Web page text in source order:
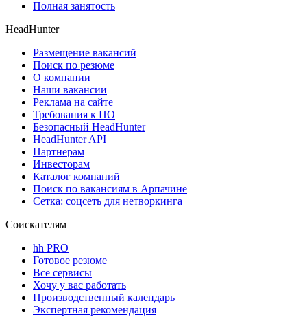
Полная занятость
HeadHunter
Размещение вакансий
Поиск по резюме
О компании
Наши вакансии
Реклама на сайте
Требования к ПО
Безопасный HeadHunter
HeadHunter API
Партнерам
Инвесторам
Каталог компаний
Поиск по вакансиям в Арпачине
Сетка: соцсеть для нетворкинга
Соискателям
hh PRO
Готовое резюме
Все сервисы
Хочу у вас работать
Производственный календарь
Экспертная рекомендация